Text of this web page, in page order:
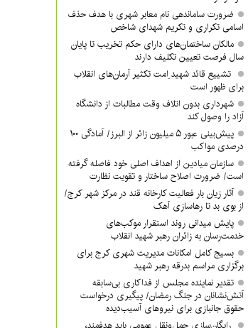
ضرورت ساماندهی نام‌ معابر شهری با هدف حذف
اسامی تکراری و تکریم شهدای شاخص
مالکان ساختمان‌های دارای حکم تخریب تا پایان
سال فرصت تعیین تکلیف دارند
تشییع قائد شهید ِامت تکثیر آرمان‌های انقلاب
برای ظهور است
شهرداری بدون اتلاف وقت مطالبات از دانشگاه
آزاد را وصول کند
پیش‌بینی عبور ۵ میلیون زائر از البرز/ آمادگی ۱۰۰
درصدی مواکب
سازمان میادین از اهداف اصلی خود فاصله گرفته
است/ ضرورت اصلاح ساختار و تقویت نظارت
آثار زیان بار فعالیت کارخانه قند در مرکز شهر کرج/
از بوی بد تا رهاسازی آهک
پایش میدانی روند استقرار موکب‌های
خدمت‌رسان به زائران رهبر شهید انقلاب
بسیج کامل امکانات مدیریت شهری کرج برای
برگزاری مراسم بدرقه رهبر شهید
تقدیر نماینده مجلس از فداکاری بی‌سابقه
آتش‌نشانان در جنگ رمضان/ پیگیری درخواست
حقوق جانبازی برای نیروهای آسیب‌دیده